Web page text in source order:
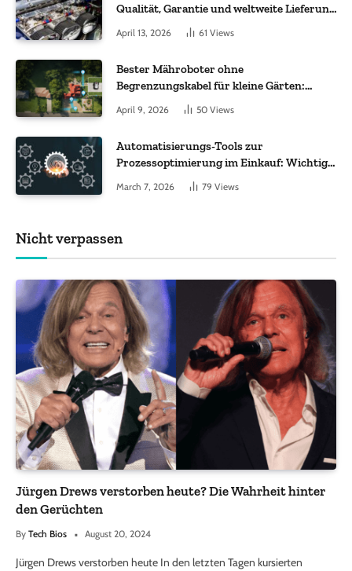
Qualität, Garantie und weltweite Lieferung
April 13, 2026 61 Views
Bester Mähroboter ohne
Begrenzungskabel für kleine Gärten:
Worauf es bei 200 bis 500 m² wirklich
ankommt
April 9, 2026 50 Views
Automatisierungs-Tools zur
Prozessoptimierung im Einkauf: Wichtige
Funktionen, auf die Sie achten sollten
March 7, 2026 79 Views
Nicht verpassen
Jürgen Drews verstorben heute? Die Wahrheit hinter
den Gerüchten
By Tech Bios August 20, 2024
Jürgen Drews verstorben heute In den letzten Tagen kursierten